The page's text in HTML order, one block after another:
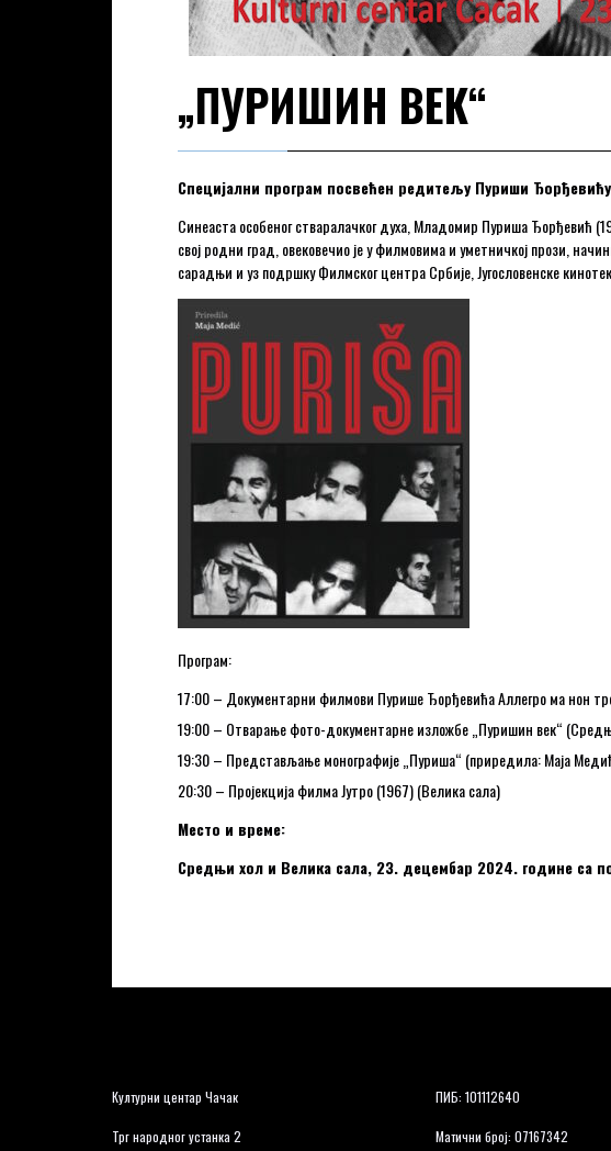
„ПУРИШИН ВЕК“
Специјални програм посвећен редитељу Пуриши
Синеаста особеног стваралачког духа, Младомир Пуриша Ђорђевић
свој родни град, овековечио је у филмовима и уметничкој прози,
сарадњи и уз подршку Филмског центра Србије, Југословенске
Програм:
17:00 – Документарни филмови Пурише Ђорђевића Аллегро ма нон
19:00 – Отварање фото-документарне изложбе „Пуришин век“
19:30 – Представљање монографије „Пуриша“ (приредила: Маја
20:30 – Пројекција филма Јутро (1967) (Велика сала)
Место и време:
Средњи хол и Велика сала, 23. децембар 2024. године са
Културни центар Чачак
Трг народног устанка 2
ПИБ: 101112640
Матични број: 07167342